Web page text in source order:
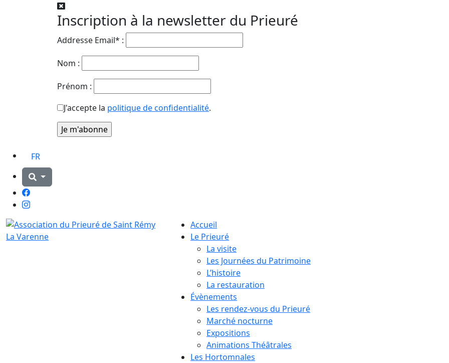
Inscription à la newsletter du Prieuré
Addresse Email* :
Nom :
Prénom :
J'accepte la politique de confidentialité.
FR
Facebook
Instagram
Accueil
Le Prieuré
La visite
Les Journées du Patrimoine
L’histoire
La restauration
Évènements
Les rendez-vous du Prieuré
Marché nocturne
Expositions
Animations Théâtrales
Les Hortomnales